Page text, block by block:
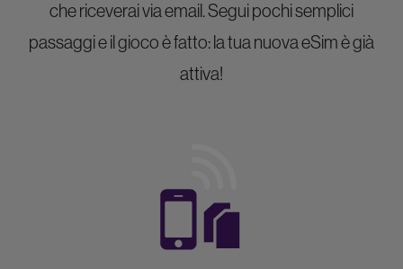
che riceverai via email. Segui pochi semplici
passaggi e il gioco è fatto: la tua nuova eSim è già
attiva!